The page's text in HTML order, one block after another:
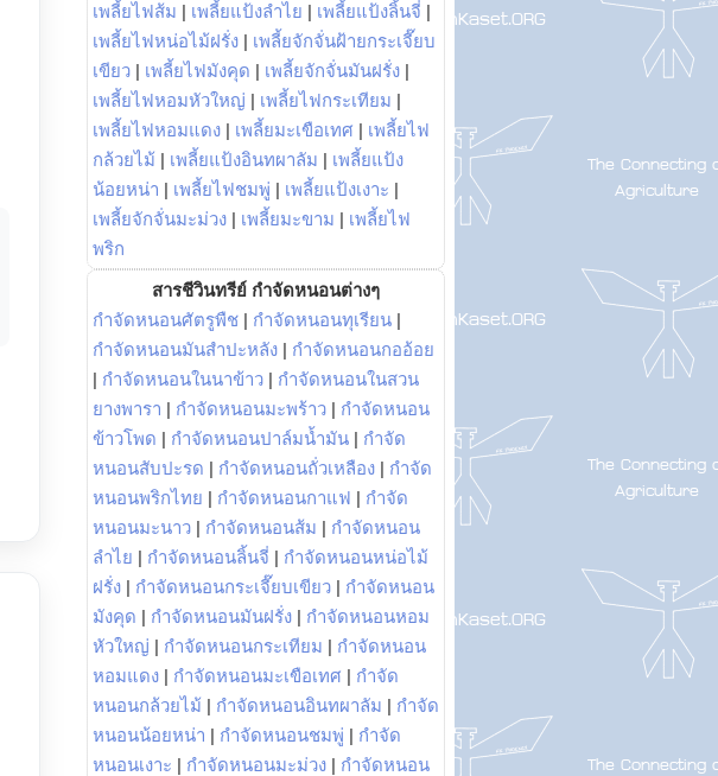
เพลี้ยไฟส้ม | เพลี้ยแป้งลำไย | เพลี้ยแป้งลิ้นจี่ |
เพลี้ยไฟหน่อไม้ฝรั่ง | เพลี้ยจักจั่นฝ้ายกระเจี๊ยบ
เขียว | เพลี้ยไฟมังคุด | เพลี้ยจักจั่นมันฝรั่ง |
เพลี้ยไฟหอมหัวใหญ่ | เพลี้ยไฟกระเทียม |
เพลี้ยไฟหอมแดง | เพลี้ยมะเขือเทศ | เพลี้ยไฟ
กล้วยไม้ | เพลี้ยแป้งอินทผาลัม | เพลี้ยแป้ง
น้อยหน่า | เพลี้ยไฟชมพู่ | เพลี้ยแป้งเงาะ |
เพลี้ยจักจั่นมะม่วง | เพลี้ยมะขาม | เพลี้ยไฟ
พริก
สารชีวินทรีย์ กำจัดหนอนต่างๆ
กำจัดหนอนศัตรูพืช | กำจัดหนอนทุเรียน |
กำจัดหนอนมันสำปะหลัง | กำจัดหนอนกออ้อย
| กำจัดหนอนในนาข้าว | กำจัดหนอนในสวน
ยางพารา | กำจัดหนอนมะพร้าว | กำจัดหนอน
ข้าวโพด | กำจัดหนอนปาล์มน้ำมัน | กำจัด
หนอนสับปะรด | กำจัดหนอนถั่วเหลือง | กำจัด
หนอนพริกไทย | กำจัดหนอนกาแฟ | กำจัด
หนอนมะนาว | กำจัดหนอนส้ม | กำจัดหนอน
ลำไย | กำจัดหนอนลิ้นจี่ | กำจัดหนอนหน่อไม้
ฝรั่ง | กำจัดหนอนกระเจี๊ยบเขียว | กำจัดหนอน
มังคุด | กำจัดหนอนมันฝรั่ง | กำจัดหนอนหอม
หัวใหญ่ | กำจัดหนอนกระเทียม | กำจัดหนอน
หอมแดง | กำจัดหนอนมะเขือเทศ | กำจัด
หนอนกล้วยไม้ | กำจัดหนอนอินทผาลัม | กำจัด
หนอนน้อยหน่า | กำจัดหนอนชมพู่ | กำจัด
หนอนเงาะ | กำจัดหนอนมะม่วง | กำจัดหนอน